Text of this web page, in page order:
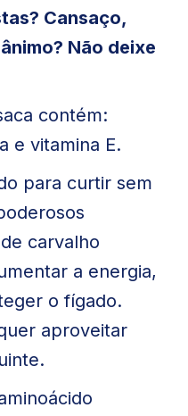
Cansaço,
Não deixe
contém:
e vitamina E.
para curtir sem
carvalho
a energia,
o fígado.
aproveitar